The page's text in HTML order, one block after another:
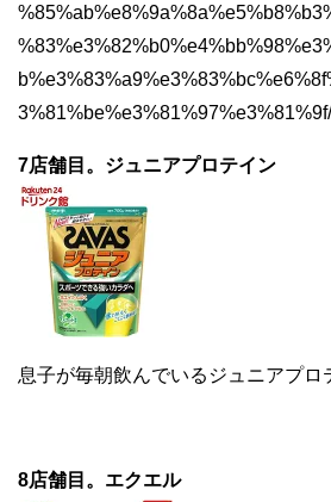
3%81%be%e3%81%97%e3%81%9f/
7店舗目。ジュニアプロテイン
息子が毎朝飲んでいるジュニアプロ
8店舗目。エクエル